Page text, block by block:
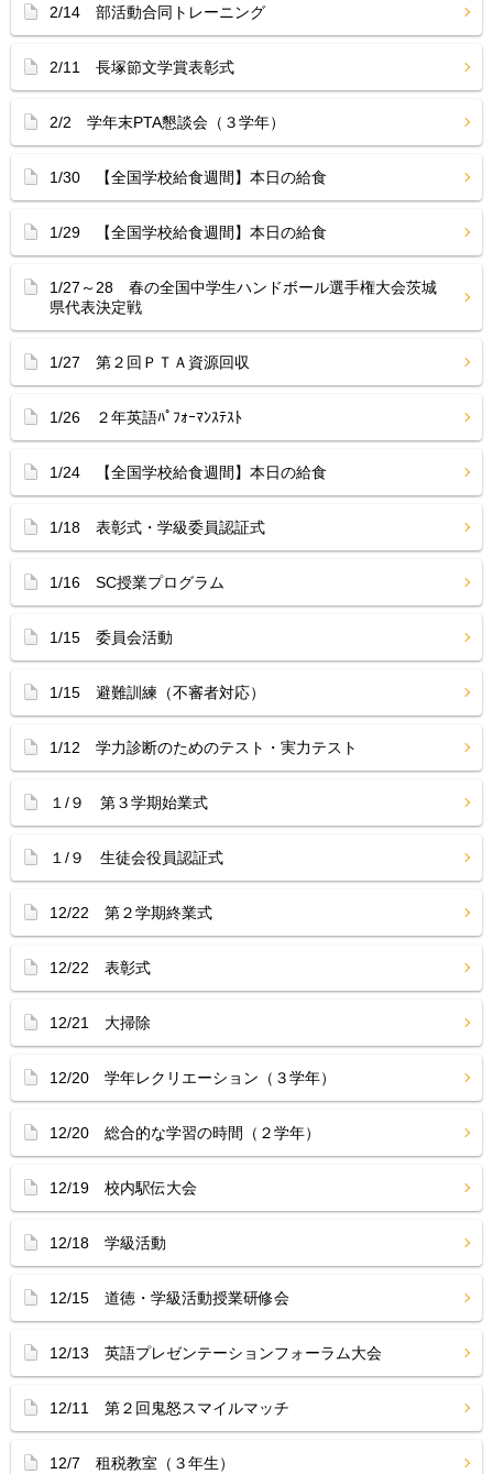
2/14 部活動合同トレーニング
2/11 長塚節文学賞表彰式
2/2 学年末PTA懇談会（３学年）
1/30 【全国学校給食週間】本日の給食
1/29 【全国学校給食週間】本日の給食
1/27～28 春の全国中学生ハンドボール選手権大会茨城
県代表決定戦
1/27 第２回ＰＴＡ資源回収
1/26 ２年英語ﾊﾟﾌｫｰﾏﾝｽﾃｽﾄ
1/24 【全国学校給食週間】本日の給食
1/18 表彰式・学級委員認証式
1/16 SC授業プログラム
1/15 委員会活動
1/15 避難訓練（不審者対応）
1/12 学力診断のためのテスト・実力テスト
１/９ 第３学期始業式
１/９ 生徒会役員認証式
12/22 第２学期終業式
12/22 表彰式
12/21 大掃除
12/20 学年レクリエーション（３学年）
12/20 総合的な学習の時間（２学年）
12/19 校内駅伝大会
12/18 学級活動
12/15 道徳・学級活動授業研修会
12/13 英語プレゼンテーションフォーラム大会
12/11 第２回鬼怒スマイルマッチ
12/7 租税教室（３年生）